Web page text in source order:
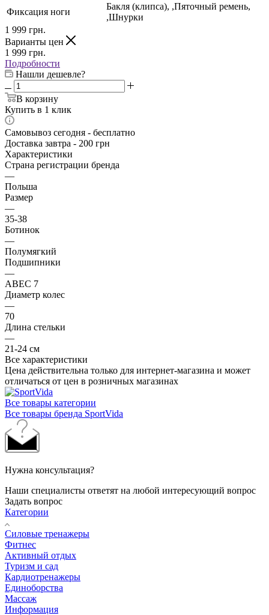
Фиксация ноги
Бакля (клипса), ,Пяточный ремень,
,Шнурки
1 999 грн.
Варианты цен
1 999 грн.
Подробности
Нашли дешевле?
В корзину
Купить в 1 клик
Самовывоз сегодня - бесплатно
Доставка завтра - 200 грн
Характеристики
Страна регистрации бренда
—
Польша
Размер
—
35-38
Ботинок
—
Полумягкий
Подшипники
—
ABEC 7
Диаметр колес
—
70
Длина стельки
—
21-24 см
Все характеристики
Цена действительна только для интернет-магазина и может
отличаться от цен в розничных магазинах
Все товары категории
Все товары бренда SportVida
Нужна консультация?
Наши специалисты ответят на любой интересующий вопрос
Задать вопрос
Категории
Силовые тренажеры
Фитнес
Активный отдых
Туризм и сад
Кардиотренажеры
Единоборства
Массаж
Информация